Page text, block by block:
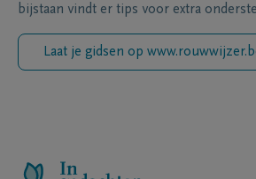
bijstaan vindt er tips voor extra
Laat je gidsen op